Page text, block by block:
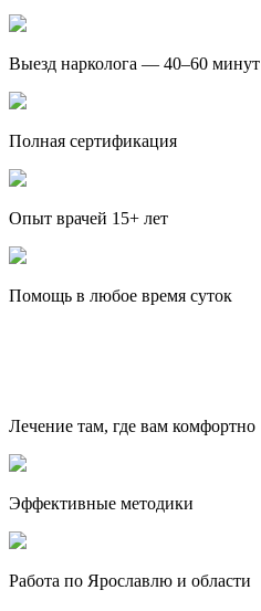
Выезд нарколога — 40–60 минут
Полная сертификация
Опыт врачей 15+ лет
Помощь в любое время суток
Лечение там, где вам комфортно
Эффективные методики
Работа по Ярославлю и области